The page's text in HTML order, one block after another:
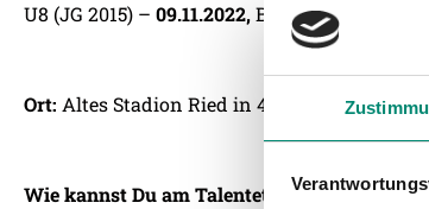
U8 (JG 2015) – 09.11.2022,Beginn 18:00,
Ort: Altes Stadion Ried in 4910 Ried im
Wie kannst Duam Talentetag teilnehmen?